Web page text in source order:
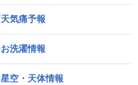
天気痛予報
お洗濯情報
星空・天体情報